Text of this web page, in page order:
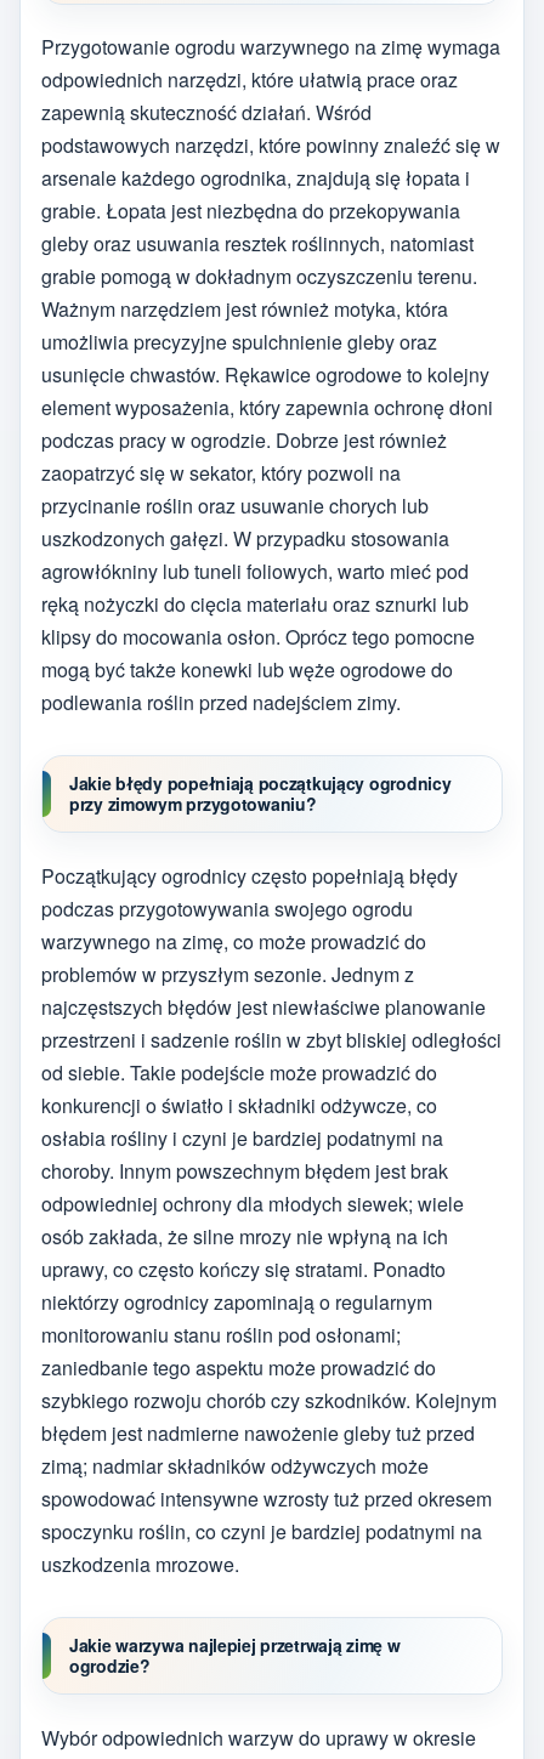
Przygotowanie ogrodu warzywnego na zimę wymaga
odpowiednich narzędzi, które ułatwią prace oraz
zapewnią skuteczność działań. Wśród
podstawowych narzędzi, które powinny znaleźć się w
arsenale każdego ogrodnika, znajdują się łopata i
grabie. Łopata jest niezbędna do przekopywania
gleby oraz usuwania resztek roślinnych, natomiast
grabie pomogą w dokładnym oczyszczeniu terenu.
Ważnym narzędziem jest również motyka, która
umożliwia precyzyjne spulchnienie gleby oraz
usunięcie chwastów. Rękawice ogrodowe to kolejny
element wyposażenia, który zapewnia ochronę dłoni
podczas pracy w ogrodzie. Dobrze jest również
zaopatrzyć się w sekator, który pozwoli na
przycinanie roślin oraz usuwanie chorych lub
uszkodzonych gałęzi. W przypadku stosowania
agrowłókniny lub tuneli foliowych, warto mieć pod
ręką nożyczki do cięcia materiału oraz sznurki lub
klipsy do mocowania osłon. Oprócz tego pomocne
mogą być także konewki lub węże ogrodowe do
podlewania roślin przed nadejściem zimy.
Jakie błędy popełniają początkujący ogrodnicy
przy zimowym przygotowaniu?
Początkujący ogrodnicy często popełniają błędy
podczas przygotowywania swojego ogrodu
warzywnego na zimę, co może prowadzić do
problemów w przyszłym sezonie. Jednym z
najczęstszych błędów jest niewłaściwe planowanie
przestrzeni i sadzenie roślin w zbyt bliskiej odległości
od siebie. Takie podejście może prowadzić do
konkurencji o światło i składniki odżywcze, co
osłabia rośliny i czyni je bardziej podatnymi na
choroby. Innym powszechnym błędem jest brak
odpowiedniej ochrony dla młodych siewek; wiele
osób zakłada, że silne mrozy nie wpłyną na ich
uprawy, co często kończy się stratami. Ponadto
niektórzy ogrodnicy zapominają o regularnym
monitorowaniu stanu roślin pod osłonami;
zaniedbanie tego aspektu może prowadzić do
szybkiego rozwoju chorób czy szkodników. Kolejnym
błędem jest nadmierne nawożenie gleby tuż przed
zimą; nadmiar składników odżywczych może
spowodować intensywne wzrosty tuż przed okresem
spoczynku roślin, co czyni je bardziej podatnymi na
uszkodzenia mrozowe.
Jakie warzywa najlepiej przetrwają zimę w
ogrodzie?
Wybór odpowiednich warzyw do uprawy w okresie